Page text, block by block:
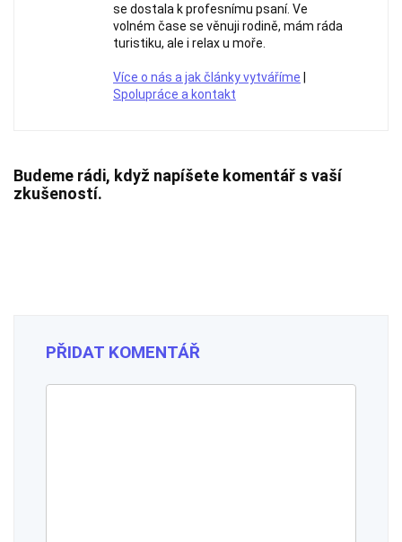
se dostala k profesnímu psaní. Ve
volném čase se věnuji rodině, mám ráda
turistiku, ale i relax u moře.
Více o nás a jak články vytváříme
Spolupráce a kontakt
Budeme rádi, když napíšete komentář s vaší
zkušeností.
PŘIDAT KOMENTÁŘ